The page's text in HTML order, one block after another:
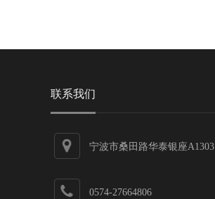
联系我们
宁波市桑田路华泰银座A1303
0574-27664806